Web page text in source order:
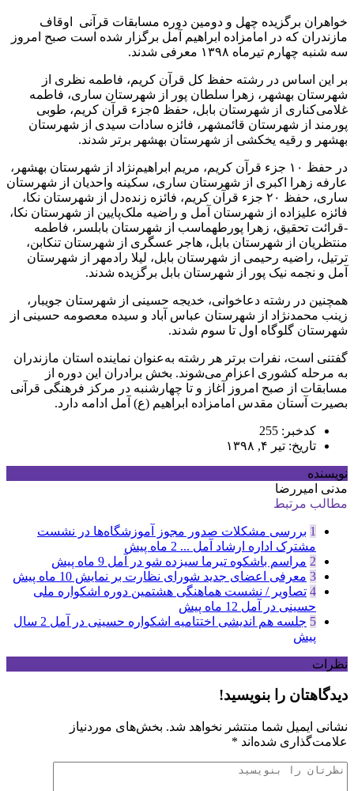
خواهران برگزیده چهل و دومین دوره مسابقات قرآنی اوقاف
مازندران که در امامزاده ابراهیم آمل برگزار شده است صبح امروز
سه شنبه چهارم تیرماه ۱۳۹۸ معرفی شدند.
بر این اساس در رشته حفظ کل قرآن کریم، فاطمه نظری از
شهرستان بهشهر، زهرا سلطان پور از شهرستان ساری، فاطمه
غلامی‌کناری از شهرستان بابل، حفظ ۵جزء قرآن کریم، طوبی
پورمند از شهرستان قائمشهر، فائزه سادات سیدی از شهرستان
بهشهر و رقیه یخکشی از شهرستان بهشهر برتر شدند.
در حفظ ۱۰ جزء قرآن کریم، مریم ابراهیم‌نژاد از شهرستان بهشهر،
عارفه زهرا اکبری از شهرستان ساری، سکینه واحدیان از شهرستان
ساری، حفظ ۲۰ جزء قرآن کریم، فائزه زنده‌دل از شهرستان نکا،
فائزه علیزاده از شهرستان آمل و راضیه ملک‌پایین از شهرستان نکا،
-قرائت تحقیق، زهرا پورطهماسب از شهرستان بابلسر، فاطمه
منتظریان از شهرستان بابل، هاجر عسگری از شهرستان تنکابن،
ترتیل، راضیه رحیمی از شهرستان بابل، لیلا رادمهر از شهرستان
آمل و نجمه نیک پور از شهرستان بابل برگزیده شدند.
همچنین در رشته دعاخوانی، خدیجه حسینی از شهرستان جویبار،
زینب محمدنژاد از شهرستان عباس آباد و سیده معصومه حسینی از
شهرستان گلوگاه اول تا سوم شدند.
گفتنی است، نفرات برتر هر رشته به‌عنوان نماینده استان مازندران
به مرحله کشوری اعزام می‌شوند. بخش برادران این دوره از
مسابقات از صبح امروز آغاز و تا چهارشنبه در مرکز فرهنگی قرآنی
بصیرت آستان مقدس امامزاده ابراهیم (ع) آمل ادامه دارد.
کدخبر: 255
تاریخ: تیر ۴, ۱۳۹۸
نویسنده
مدنی امیررضا
مطالب مرتبط
1 بررسی مشکلات صدور مجوز آموزشگاه‌ها در نشست
مشترک اداره ارشاد آمل ... 2 ماه پیش
2 مراسم باشکوه تیرما سیزده شو در آمل 9 ماه پیش
3 معرفی اعضای جدید شورای نظارت بر نمایش 10 ماه پیش
4 تصاویر / نشست هماهنگی هشتمین دوره اشکواره ملی
حسینی در آمل 12 ماه پیش
5 جلسه هم اندیشی اختتامیه اشکواره حسینی در آمل
2 سال
پیش
نظرات
دیدگاهتان را بنویسید!
نشانی ایمیل شما منتشر نخواهد شد. بخش‌های موردنیاز
علامت‌گذاری شده‌اند *